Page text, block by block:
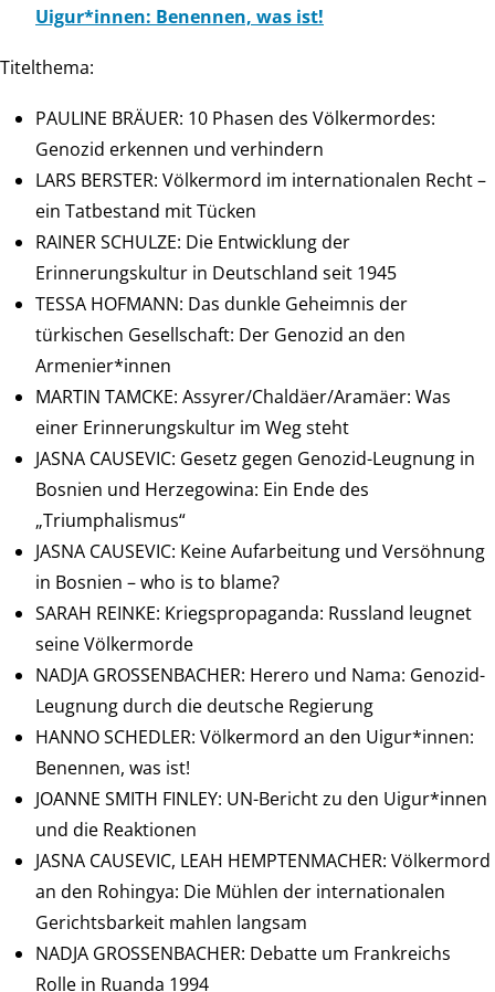
Uigur*innen: Benennen, was ist!
Titelthema:
PAULINE BRÄUER: 10 Phasen des Völkermordes:
Genozid erkennen und verhindern
LARS BERSTER: Völkermord im internationalen Recht –
ein Tatbestand mit Tücken
RAINER SCHULZE: Die Entwicklung der
Erinnerungskultur in Deutschland seit 1945
TESSA HOFMANN: Das dunkle Geheimnis der
türkischen Gesellschaft: Der Genozid an den
Armenier*innen
MARTIN TAMCKE: Assyrer/Chaldäer/Aramäer: Was
einer Erinnerungskultur im Weg steht
JASNA CAUSEVIC: Gesetz gegen Genozid-Leugnung in
Bosnien und Herzegowina: Ein Ende des
„Triumphalismus“
JASNA CAUSEVIC: Keine Aufarbeitung und Versöhnung
in Bosnien – who is to blame?
SARAH REINKE: Kriegspropaganda: Russland leugnet
seine Völkermorde
NADJA GROSSENBACHER: Herero und Nama: Genozid-
Leugnung durch die deutsche Regierung
HANNO SCHEDLER: Völkermord an den Uigur*innen:
Benennen, was ist!
JOANNE SMITH FINLEY: UN-Bericht zu den Uigur*innen
und die Reaktionen
JASNA CAUSEVIC, LEAH HEMPTENMACHER: Völkermord
an den Rohingya: Die Mühlen der internationalen
Gerichtsbarkeit mahlen langsam
NADJA GROSSENBACHER: Debatte um Frankreichs
Rolle in Ruanda 1994